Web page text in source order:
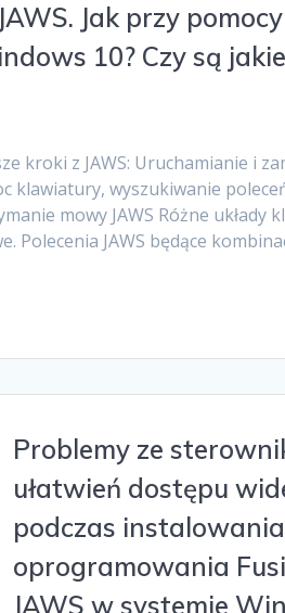
Jak przy
10? Czy są
kroki z JAWS: Uruchamianie i
klawiatury, wyszukiwanie
mowy JAWS Różne układy
Polecenia JAWS będące
Problemy ze
ułatwień dostępu
podczas instalowania
oprogramowania
JAWS w systemie